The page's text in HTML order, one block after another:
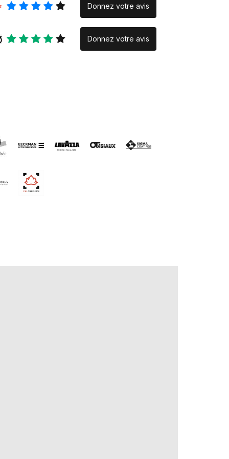
Donnez votre avis
Donnez votre avis